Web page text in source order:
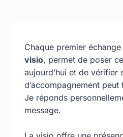
Chaque premier échange
visio, permet de poser
aujourd’hui et de vérifier
d’accompagnement peut
Je réponds
message.